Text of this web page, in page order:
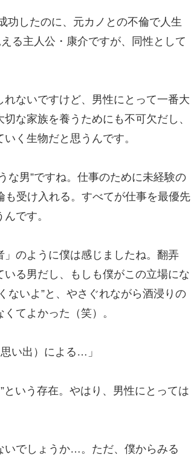
したのに、元カノとの不倫で人生
る主人公・康介ですが、同性として
ないですけど、男性にとって一番大
な家族を養うためにも不可欠だし、
く生物だと思うんです。
男”ですね。仕事のために未経験の
受け入れる。すべてが仕事を最優先
です。
のように僕は感じましたね。翻弄
いる男だし、もしも僕がこの立場にな
ないよ”と、やさぐれながら酒浸りの
てよかった（笑）。
い出）による…」
いう存在。やはり、男性にとっては
でしょうか…。ただ、僕からみる